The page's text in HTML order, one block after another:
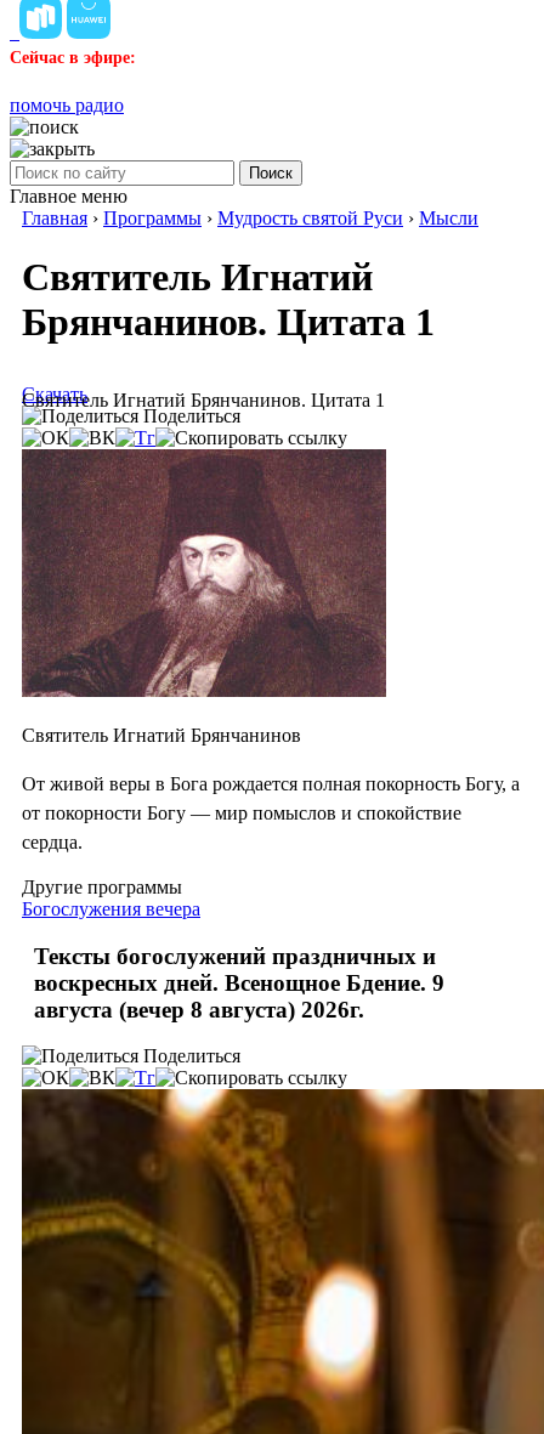
Сейчас в эфире:
помочь радио
Поиск
Главное меню
Главная › Программы › Мудрость святой Руси › Мысли
Святитель Игнатий
Брянчанинов. Цитата 1
Святитель Игнатий Брянчанинов. Цитата 1
Скачать
Поделиться
Святитель Игнатий Брянчанинов
От живой веры в Бога рождается полная покорность Богу, а
от покорности Богу — мир помыслов и спокойствие
сердца.
Другие программы
Богослужения вечера
Тексты богослужений праздничных и
воскресных дней. Всенощное Бдение. 9
августа (вечер 8 августа) 2026г.
Поделиться